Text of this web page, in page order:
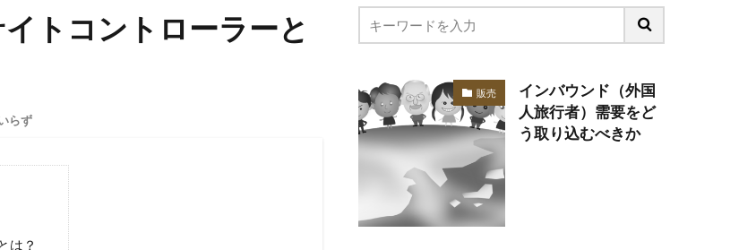
トコントローラーと
らず
は？
販売
インバウンド（外国
人旅行者）需要をど
う取り込むべきか